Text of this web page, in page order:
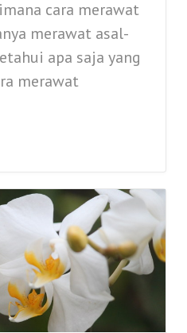
cara merawat
merawat asal-
apa saja yang
merawat